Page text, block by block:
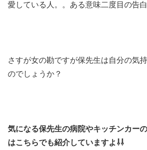
愛している人。。ある意味二度目の告
さすが女の勘ですが保先生は自分の気
のでしょうか？
気になる保先生の病院やキッチンカー
はこちらでも紹介していますよ⇩⇩